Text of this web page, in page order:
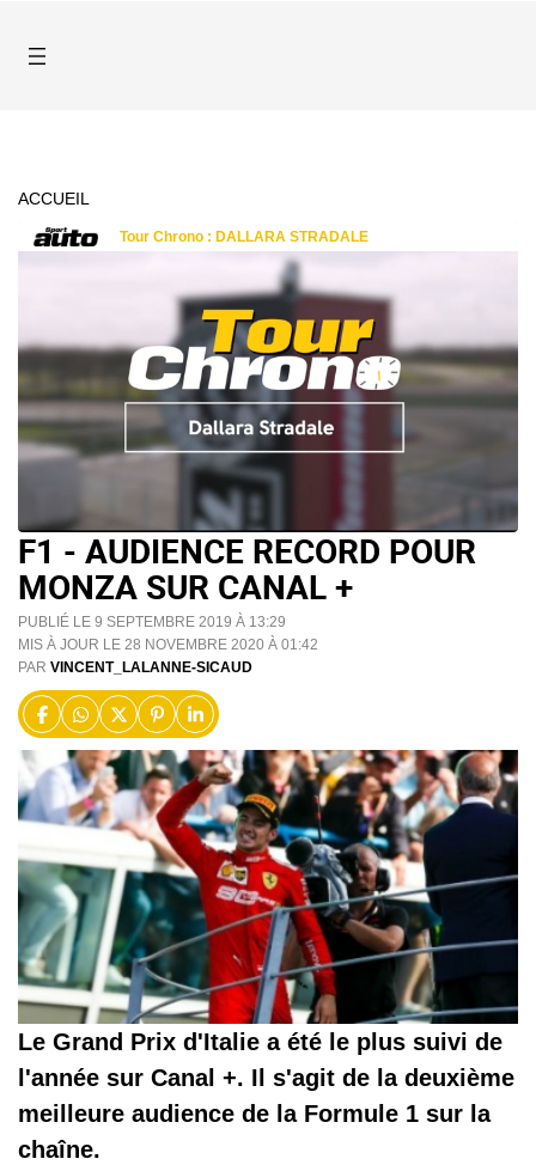
ACCUEIL
F1 - AUDIENCE RECORD POUR
MONZA SUR CANAL +
PUBLIÉ LE 9 SEPTEMBRE 2019 À 13:29
MIS À JOUR LE 28 NOVEMBRE 2020 À 01:42
PAR VINCENT_LALANNE-SICAUD
Le Grand Prix d'Italie a été le plus suivi de
l'année sur Canal +. Il s'agit de la deuxième
meilleure audience de la Formule 1 sur la
chaîne.